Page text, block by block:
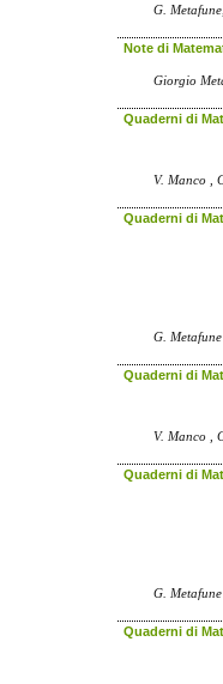
G.
Note di
Giorgio
Quaderni di
V. Manco ,
Quaderni di
G.
Quaderni di
V. Manco ,
Quaderni di
G.
Quaderni di